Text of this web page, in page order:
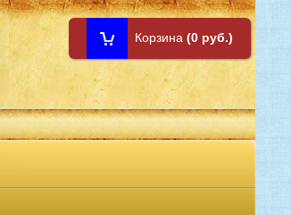
Корзина (0 руб.)